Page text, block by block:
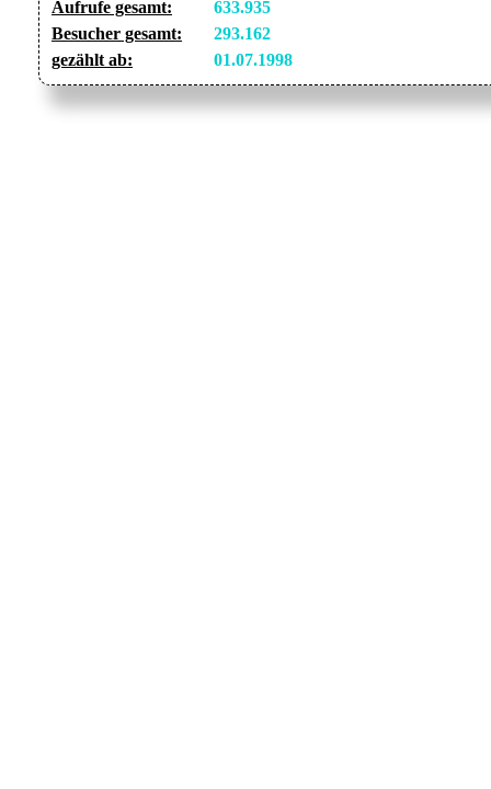
Aufrufe gesamt:
633.935
Besucher gesamt:
293.162
gezählt ab:
01.07.1998